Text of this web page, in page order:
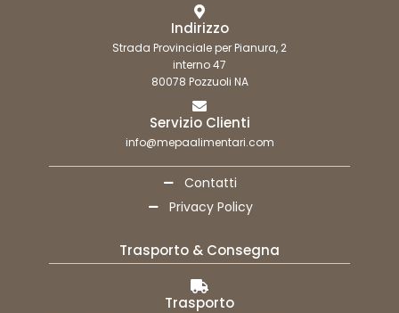
Indirizzo
Strada Provinciale per Pianura, 2
interno 47
80078 Pozzuoli NA
Servizio Clienti
info@mepaalimentari.com
Contatti
Privacy Policy
Trasporto & Consegna
Trasporto